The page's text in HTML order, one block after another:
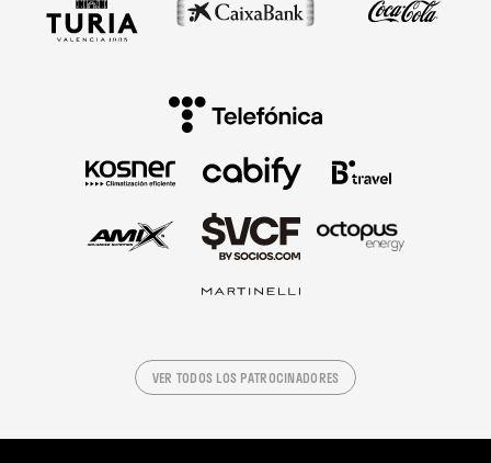
VER TODOS LOS PATROCINADORES